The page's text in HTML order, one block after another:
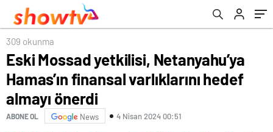
önerdi
309 okunma
Eski Mossad yetkilisi, Netanyahu’ya
Hamas’ın finansal varlıklarını hedef
almayı önerdi
ABONE OL News 4 Nisan 2024 00:51